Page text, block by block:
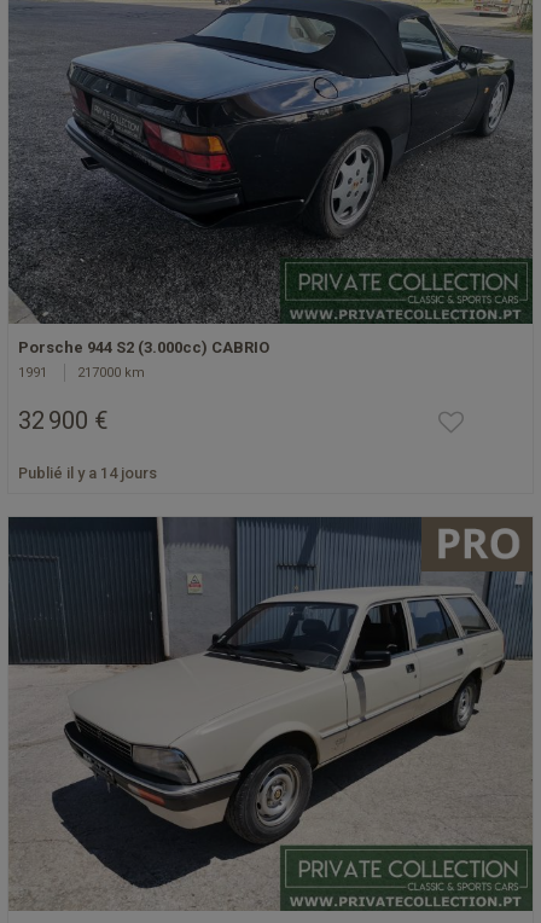
Porsche 944 S2 (3.000cc) CABRIO
1991 217000 km
32 900 €
Publié il y a 14 jours